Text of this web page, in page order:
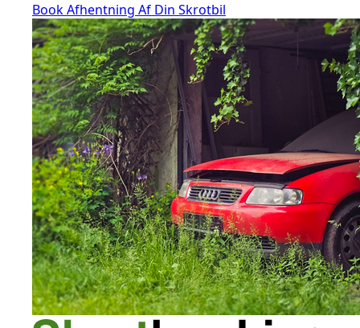
Book Afhentning Af Din Skrotbil